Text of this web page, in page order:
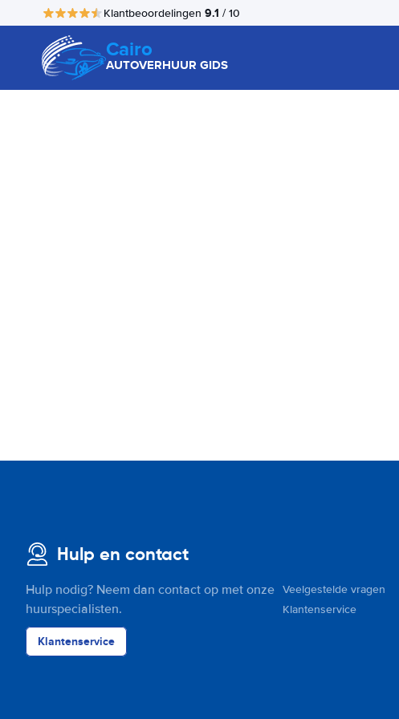
Klantbeoordelingen 9.1 / 10
Cairo
AUTOVERHUUR GIDS
Hulp en contact
Hulp nodig? Neem dan contact op met onze
huurspecialisten.
Klantenservice
Veelgestelde vragen
Klantenservice